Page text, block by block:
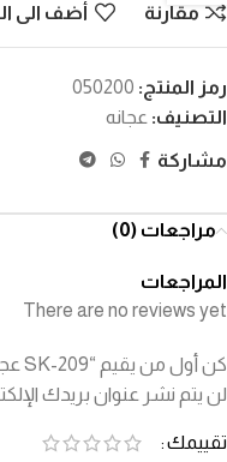
مقارنة أضف الى
رمز المنتج: 050200
التصنيف: عجانه
مشاركة
مراجعات (0)
المراجعات
There are no reviews yet
كن أول من يقيم “SK-209 عجانه سوكانى 4لتر 800وات”
لن يتم نشر عنوان بريدك
تقييمك